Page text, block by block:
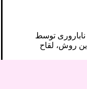
توسط
روش، لقاح